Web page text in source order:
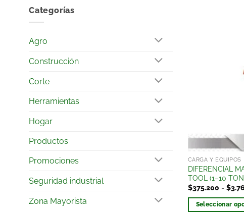
Categorías
Agro
Construcción
Corte
Herramientas
Hogar
Productos
Promociones
Seguridad industrial
Zona Mayorista
CARGA Y EQUIPOS
DIFERENCIAL
TOOL (1–10
$375.200 - $
Seleccionar